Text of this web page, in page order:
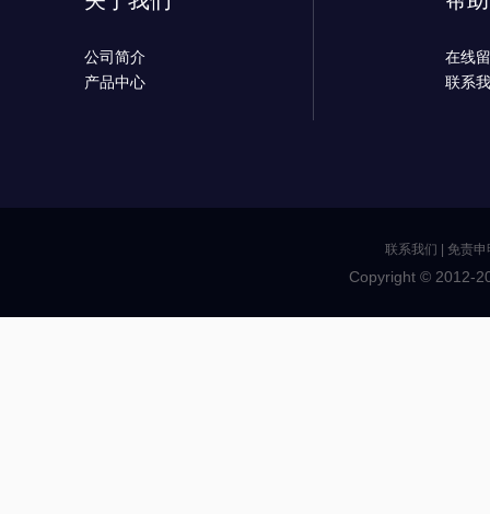
公司简介
产品中心
在线
联系
联系我们 免责申
Copyright © 2012-